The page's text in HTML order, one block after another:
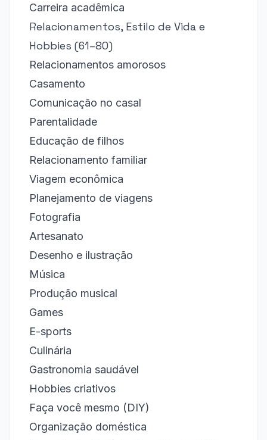
Carreira acadêmica
Relacionamentos, Estilo de Vida e
Hobbies (61–80)
Relacionamentos amorosos
Casamento
Comunicação no casal
Parentalidade
Educação de filhos
Relacionamento familiar
Viagem econômica
Planejamento de viagens
Fotografia
Artesanato
Desenho e ilustração
Música
Produção musical
Games
E-sports
Culinária
Gastronomia saudável
Hobbies criativos
Faça você mesmo (DIY)
Organização doméstica